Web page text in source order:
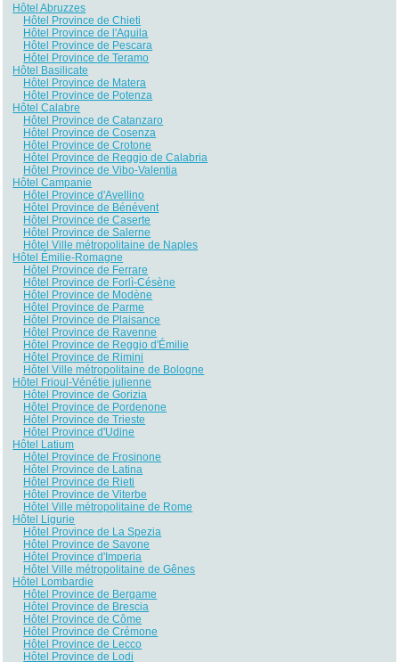
Hôtel Abruzzes
Hôtel Province de Chieti
Hôtel Province de l'Aquila
Hôtel Province de Pescara
Hôtel Province de Teramo
Hôtel Basilicate
Hôtel Province de Matera
Hôtel Province de Potenza
Hôtel Calabre
Hôtel Province de Catanzaro
Hôtel Province de Cosenza
Hôtel Province de Crotone
Hôtel Province de Reggio de Calabria
Hôtel Province de Vibo-Valentia
Hôtel Campanie
Hôtel Province d'Avellino
Hôtel Province de Bénévent
Hôtel Province de Caserte
Hôtel Province de Salerne
Hôtel Ville métropolitaine de Naples
Hôtel Émilie-Romagne
Hôtel Province de Ferrare
Hôtel Province de Forlì-Césène
Hôtel Province de Modène
Hôtel Province de Parme
Hôtel Province de Plaisance
Hôtel Province de Ravenne
Hôtel Province de Reggio d'Émilie
Hôtel Province de Rimini
Hôtel Ville métropolitaine de Bologne
Hôtel Frioul-Vénétie julienne
Hôtel Province de Gorizia
Hôtel Province de Pordenone
Hôtel Province de Trieste
Hôtel Province d'Udine
Hôtel Latium
Hôtel Province de Frosinone
Hôtel Province de Latina
Hôtel Province de Rieti
Hôtel Province de Viterbe
Hôtel Ville métropolitaine de Rome
Hôtel Ligurie
Hôtel Province de La Spezia
Hôtel Province de Savone
Hôtel Province d'Imperia
Hôtel Ville métropolitaine de Gênes
Hôtel Lombardie
Hôtel Province de Bergame
Hôtel Province de Brescia
Hôtel Province de Côme
Hôtel Province de Crémone
Hôtel Province de Lecco
Hôtel Province de Lodi